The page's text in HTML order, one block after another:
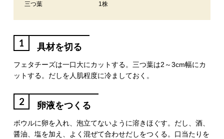
三つ葉
1株
1 具材を切る
フェタチーズは一口大にカットする。三つ葉は2～3cm幅にカ
ットする。だしを人肌程度に冷ましておく。
2 卵液をつくる
ボウルに卵を入れ、泡立てないように溶きほぐす。だし、酒、
醤油、塩を加え、よく混ぜて合わせだしをつくる。口当たりを